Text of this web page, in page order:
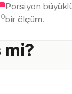
Porsiyon
bir ölçüm.
mi?